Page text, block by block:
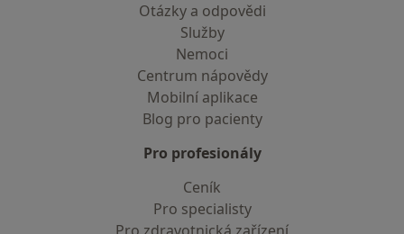
Otázky a odpovědi
Služby
Nemoci
Centrum nápovědy
Mobilní aplikace
Blog pro pacienty
Pro profesionály
Ceník
Pro specialisty